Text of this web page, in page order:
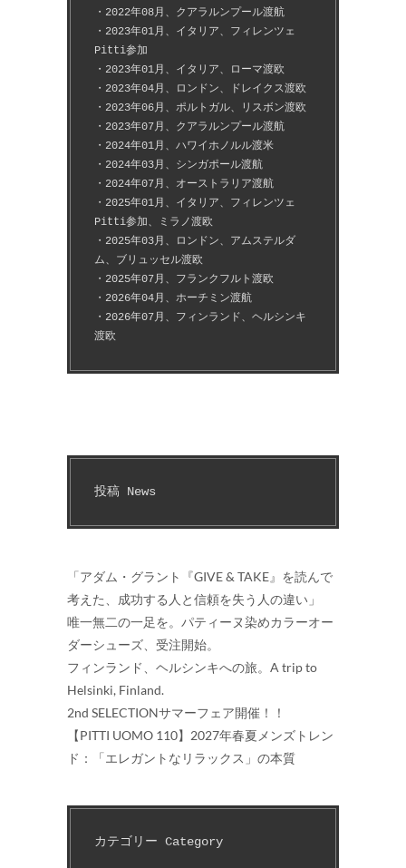
・2022年08月、クアラルンプール渡航
・2023年01月、イタリア、フィレンツェ
Pitti参加
・2023年01月、イタリア、ローマ渡欧
・2023年04月、ロンドン、ドレイクス渡欧
・2023年06月、ポルトガル、リスボン渡欧
・2023年07月、クアラルンプール渡航
・2024年01月、ハワイホノルル渡米
・2024年03月、シンガポール渡航
・2024年07月、オーストラリア渡航
・2025年01月、イタリア、フィレンツェ
Pitti参加、ミラノ渡欧
・2025年03月、ロンドン、アムステルダ
ム、ブリュッセル渡欧
・2025年07月、フランクフルト渡欧
・2026年04月、ホーチミン渡航
・2026年07月、フィンランド、ヘルシンキ
渡欧
投稿 News
「アダム・グラント『GIVE & TAKE』を読んで
考えた、成功する人と信頼を失う人の違い」
唯一無二の一足を。パティーヌ染めカラーオー
ダーシューズ、受注開始。
フィンランド、ヘルシンキへの旅。A trip to
Helsinki, Finland.
2nd SELECTIONサマーフェア開催！！
【PITTI UOMO 110】2027年春夏メンズトレン
ド：「エレガントなリラックス」の本質
カテゴリー Category